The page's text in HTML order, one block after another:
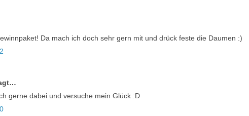
Da mach ich doch sehr gern mit und drück feste die Daumen :)
gerne dabei und versuche mein Glück :D